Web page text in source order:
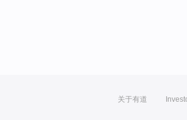
关于有道